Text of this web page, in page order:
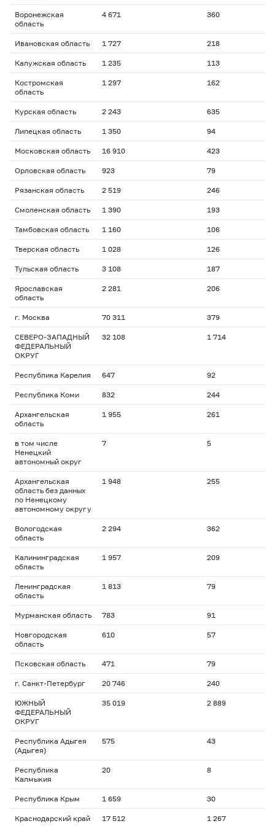
Воронежская
область
4 671 360
Ивановская область 1 727 218
Калужская область 1 235 113
Костромская
область
1 297 162
Курская область 2 243 635
Липецкая область 1 350 94
Московская область 16 910 423
Орловская область 923 79
Рязанская область 2 519 246
Смоленская область 1 390 193
Тамбовская область 1 160 106
Тверская область 1 028 126
Тульская область 3 108 187
Ярославская
область
2 281 206
г. Москва 70 311 379
СЕВЕРО-ЗАПАДНЫЙ
ФЕДЕРАЛЬНЫЙ
ОКРУГ
32 108 1 714
Республика Карелия 647 92
Республика Коми 832 244
Архангельская
область
1 955 261
в том числе
Ненецкий
автономный округ
7 5
Архангельская
область без данных
по Ненецкому
автономному округу
1 948 255
Вологодская
область
2 294 362
Калининградская
область
1 957 209
Ленинградская
область
1 813 79
Мурманская область 783 91
Новгородская
область
610 57
Псковская область 471 79
г. Санкт-Петербург 20 746 240
ЮЖНЫЙ
ФЕДЕРАЛЬНЫЙ
ОКРУГ
35 019 2 889
Республика Адыгея
(Адыгея)
575 43
Республика
Калмыкия
20 8
Республика Крым 1 659 30
Краснодарский край 17 512 1 267